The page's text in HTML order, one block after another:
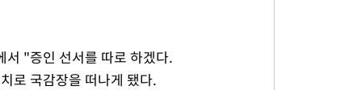
서 "증인 선서를 따로 하겠다.
로 국감장을 떠나게 됐다.